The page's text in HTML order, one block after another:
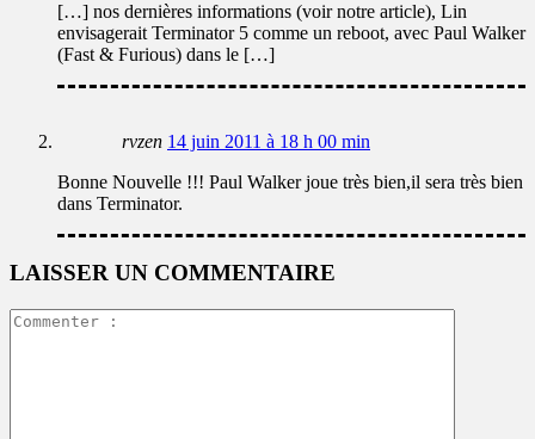
[…] nos dernières informations (voir notre article), Lin
envisagerait Terminator 5 comme un reboot, avec Paul Walker
(Fast & Furious) dans le […]
rvzen 14 juin 2011 à 18 h 00 min
Bonne Nouvelle !!! Paul Walker joue très bien,il sera très bien
dans Terminator.
LAISSER UN COMMENTAIRE